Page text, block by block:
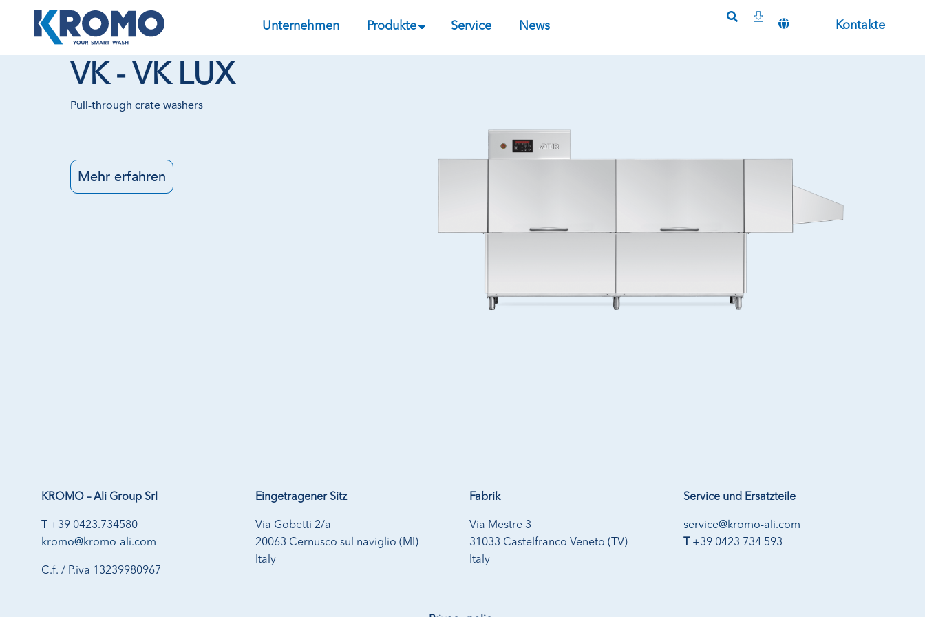
Unternehmen Produkte Service News Kontakte
VK - VK LUX
Pull-through crate washers
Mehr erfahren
KROMO – Ali Group Srl
T +39 0423.734580
kromo@kromo-ali.com
C.f. / P.iva 13239980967
Eingetragener Sitz
Via Gobetti 2/a
20063 Cernusco sul naviglio (MI)
Italy
Fabrik
Via Mestre 3
31033 Castelfranco Veneto (TV)
Italy
Service und Ersatzteile
service@kromo-ali.com
T +39 0423 734 593